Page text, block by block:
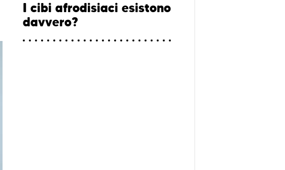
I cibi afrodisiaci esistono
davvero?